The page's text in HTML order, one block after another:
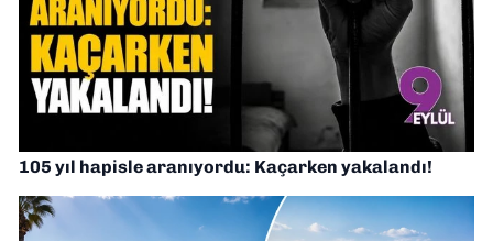
105 yıl hapisle aranıyordu: Kaçarken yakalandı!